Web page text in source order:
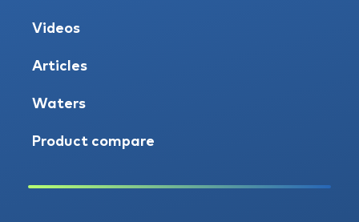
Videos
Articles
Waters
Product compare